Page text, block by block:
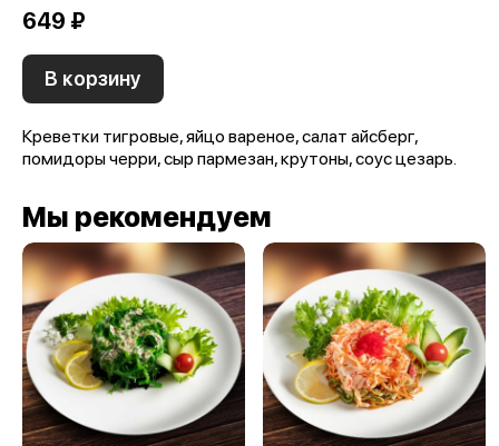
649 ₽
В корзину
Креветки тигровые, яйцо вареное, салат айсберг,
помидоры черри, сыр пармезан, крутоны, соус цезарь.
Мы рекомендуем